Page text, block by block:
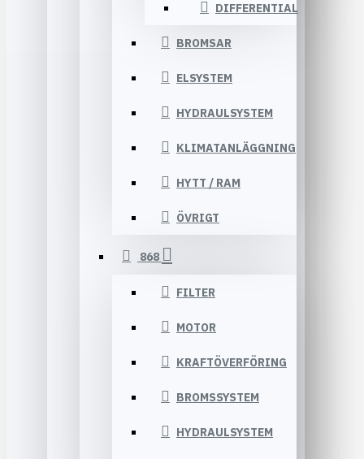
DIFFERENTIAL
BROMSAR
ELSYSTEM
HYDRAULSYSTEM
KLIMATANLÄGGNING
HYTT / RAM
ÖVRIGT
868
FILTER
MOTOR
KRAFTÖVERFÖRING
BROMSSYSTEM
HYDRAULSYSTEM